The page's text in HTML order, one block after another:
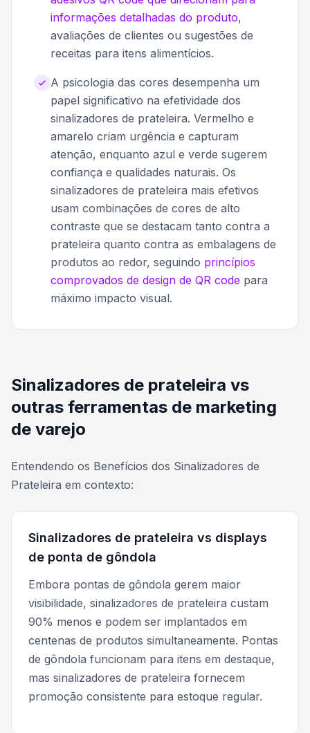
informações detalhadas do produto,
avaliações de clientes ou sugestões de
receitas para itens alimentícios.
A psicologia das cores desempenha um
papel significativo na efetividade dos
sinalizadores de prateleira. Vermelho e
amarelo criam urgência e capturam
atenção, enquanto azul e verde sugerem
confiança e qualidades naturais. Os
sinalizadores de prateleira mais efetivos
usam combinações de cores de alto
contraste que se destacam tanto contra a
prateleira quanto contra as embalagens de
produtos ao redor, seguindo princípios
comprovados de design de QR code para
máximo impacto visual.
Sinalizadores de prateleira vs
outras ferramentas de marketing
de varejo
Entendendo os Benefícios dos Sinalizadores de
Prateleira em contexto:
Sinalizadores de prateleira vs displays
de ponta de gôndola
Embora pontas de gôndola gerem maior
visibilidade, sinalizadores de prateleira custam
90% menos e podem ser implantados em
centenas de produtos simultaneamente. Pontas
de gôndola funcionam para itens em destaque,
mas sinalizadores de prateleira fornecem
promoção consistente para estoque regular.